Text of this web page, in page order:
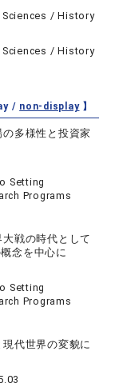
/ History
/ History
/ non-display】
多様性と投資家
Setting
Programs
戦の時代として
念を中心に
Setting
Programs
代世界の変貌に